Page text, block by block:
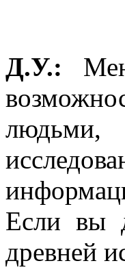
Д.У.:
Если вы
древней